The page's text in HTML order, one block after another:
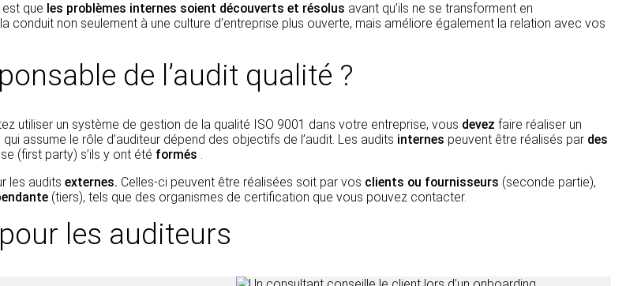
est que les problèmes internes soient découverts et résolus avant qu’ils ne se transforment en
conduit non seulement à une culture d’entreprise plus ouverte, mais améliore également la relation avec vos
de l’audit qualité ?
utiliser un système de gestion de la qualité ISO 9001 dans votre entreprise, vous devez faire réaliser un
assume le rôle d’auditeur dépend des objectifs de l’audit. Les audits internes peuvent être réalisés par des
(first party) s’ils y ont été formés .
les audits externes. Celles-ci peuvent être réalisées soit par vos clients ou fournisseurs (seconde partie),
(tiers), tels que des organismes de certification que vous pouvez contacter.
les auditeurs